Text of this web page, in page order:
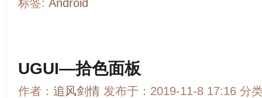
标签: Android
UGUI—拾色面板
作者： 追风剑情 发布于：2019-11-8 17:16 分